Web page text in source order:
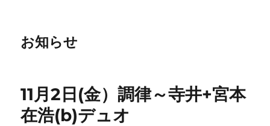
お知らせ
11月2日(金）調律～寺井+宮本
在浩(b)デュオ